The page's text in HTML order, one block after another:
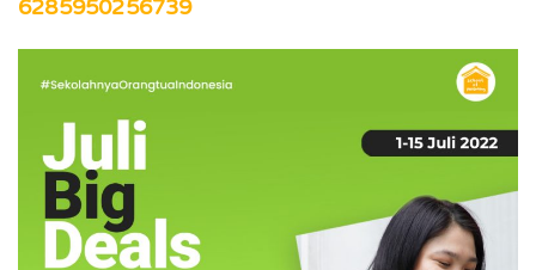
6285950256739